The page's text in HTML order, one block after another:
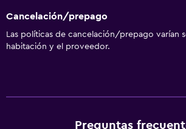
Servicios básicos
Wifi gratis
Cancelación/prepago
Las políticas de cancelación/prepago varían
habitación y el proveedor.
Preguntas